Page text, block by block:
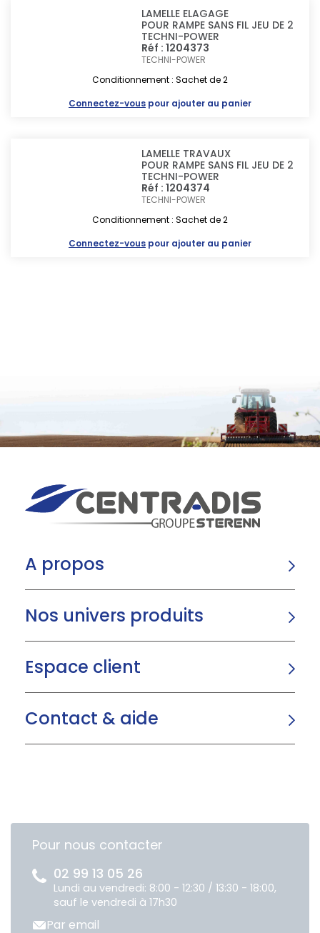
LAMELLE ELAGAGE
POUR RAMPE SANS FIL JEU DE 2
TECHNI-POWER
Réf : 1204373
TECHNI-POWER
Conditionnement : Sachet de 2
Connectez-vous pour ajouter au panier
LAMELLE TRAVAUX
POUR RAMPE SANS FIL JEU DE 2
TECHNI-POWER
Réf : 1204374
TECHNI-POWER
Conditionnement : Sachet de 2
Connectez-vous pour ajouter au panier
A propos
Nos univers produits
Espace client
Contact & aide
Pour nous contacter
02 99 13 05 26
Lundi au vendredi: 8:00 - 12:30 / 13:30 - 18:00,
sauf le vendredi à 17h30
Par email